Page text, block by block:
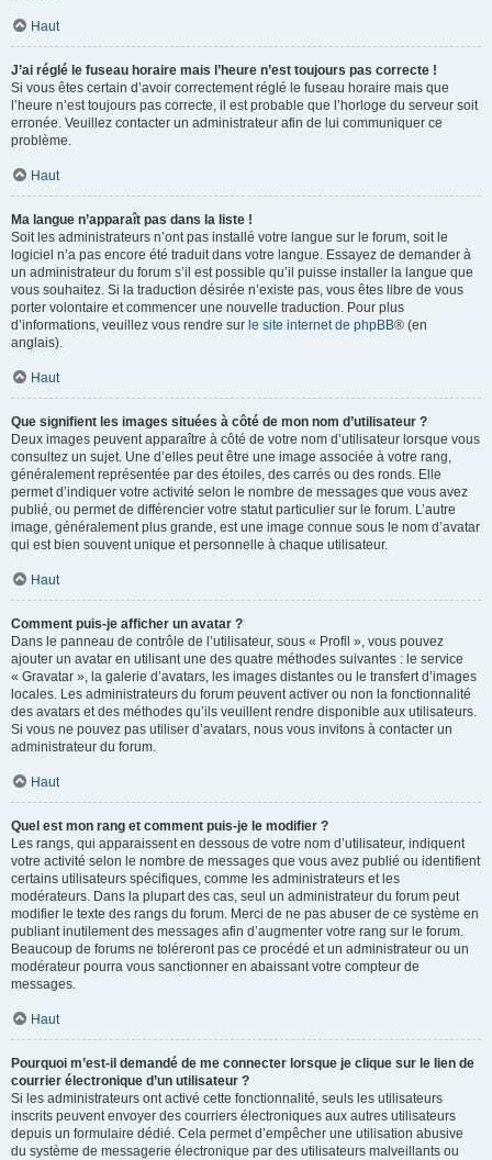
Haut
J’ai réglé le fuseau horaire mais l’heure n’est toujours pas correcte !
Si vous êtes certain d’avoir correctement réglé le fuseau horaire mais que
l’heure n’est toujours pas correcte, il est probable que l’horloge du serveur soit
erronée. Veuillez contacter un administrateur afin de lui communiquer ce
problème.
Haut
Ma langue n’apparaît pas dans la liste !
Soit les administrateurs n’ont pas installé votre langue sur le forum, soit le
logiciel n’a pas encore été traduit dans votre langue. Essayez de demander à
un administrateur du forum s’il est possible qu’il puisse installer la langue que
vous souhaitez. Si la traduction désirée n’existe pas, vous êtes libre de vous
porter volontaire et commencer une nouvelle traduction. Pour plus
d’informations, veuillez vous rendre sur le site internet de phpBB® (en
anglais).
Haut
Que signifient les images situées à côté de mon nom d’utilisateur ?
Deux images peuvent apparaître à côté de votre nom d’utilisateur lorsque vous
consultez un sujet. Une d’elles peut être une image associée à votre rang,
généralement représentée par des étoiles, des carrés ou des ronds. Elle
permet d’indiquer votre activité selon le nombre de messages que vous avez
publié, ou permet de différencier votre statut particulier sur le forum. L’autre
image, généralement plus grande, est une image connue sous le nom d’avatar
qui est bien souvent unique et personnelle à chaque utilisateur.
Haut
Comment puis-je afficher un avatar ?
Dans le panneau de contrôle de l’utilisateur, sous « Profil », vous pouvez
ajouter un avatar en utilisant une des quatre méthodes suivantes : le service
« Gravatar », la galerie d’avatars, les images distantes ou le transfert d’images
locales. Les administrateurs du forum peuvent activer ou non la fonctionnalité
des avatars et des méthodes qu’ils veuillent rendre disponible aux utilisateurs.
Si vous ne pouvez pas utiliser d’avatars, nous vous invitons à contacter un
administrateur du forum.
Haut
Quel est mon rang et comment puis-je le modifier ?
Les rangs, qui apparaissent en dessous de votre nom d’utilisateur, indiquent
votre activité selon le nombre de messages que vous avez publié ou identifient
certains utilisateurs spécifiques, comme les administrateurs et les
modérateurs. Dans la plupart des cas, seul un administrateur du forum peut
modifier le texte des rangs du forum. Merci de ne pas abuser de ce système en
publiant inutilement des messages afin d’augmenter votre rang sur le forum.
Beaucoup de forums ne toléreront pas ce procédé et un administrateur ou un
modérateur pourra vous sanctionner en abaissant votre compteur de
messages.
Haut
Pourquoi m’est-il demandé de me connecter lorsque je clique sur le lien de
courrier électronique d’un utilisateur ?
Si les administrateurs ont activé cette fonctionnalité, seuls les utilisateurs
inscrits peuvent envoyer des courriers électroniques aux autres utilisateurs
depuis un formulaire dédié. Cela permet d’empêcher une utilisation abusive
du système de messagerie électronique par des utilisateurs malveillants ou